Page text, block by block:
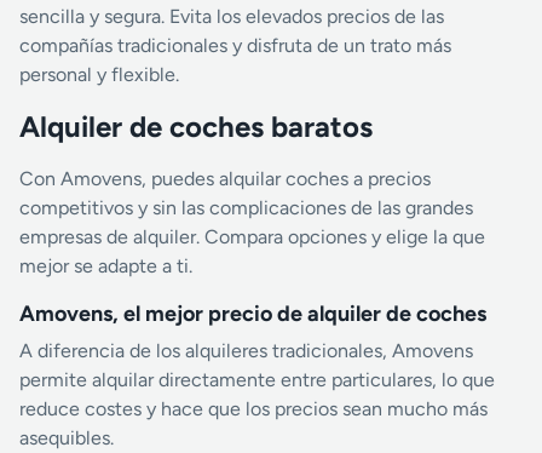
sencilla y segura. Evita los elevados precios de las
compañías tradicionales y disfruta de un trato más
personal y flexible.
Alquiler de coches baratos
Con Amovens, puedes alquilar coches a precios
competitivos y sin las complicaciones de las grandes
empresas de alquiler. Compara opciones y elige la que
mejor se adapte a ti.
Amovens, el mejor precio de alquiler de coches
A diferencia de los alquileres tradicionales, Amovens
permite alquilar directamente entre particulares, lo que
reduce costes y hace que los precios sean mucho más
asequibles.